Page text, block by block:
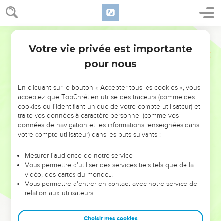
NE MANQUEZ PAS L’ÉVÉNEMENT
DE L’ANNÉE !
ET SI LEURS ERREURS POUVAIENT VOUS ÉVITER LES
VOTRES ?
leur foi ou leur vision. Mais on voit moins les doutes, les erreurs
et les saisons difficiles qu'ils ont traversés, alors même que ce
sont elles qui les ont façonnés.
Dans cette conférence, leaders, entrepreneurs, et responsables
clés pour avancer avec plus de sagesse afin que leurs erreurs
Votre vie privée est importante
pour nous
En cliquant sur le bouton « Accepter tous les cookies », vous
acceptez que TopChrétien utilise des traceurs (comme des
cookies ou l'identifiant unique de votre compte utilisateur) et
traite vos données à caractère personnel (comme vos
données de navigation et les informations renseignées dans
votre compte utilisateur) dans les buts suivants :
Mesurer l'audience de notre service
Vous permettre d'utiliser des services tiers tels que de la
vidéo, des cartes du monde…
Vous permettre d'entrer en contact avec notre service de
relation aux utilisateurs.
Choisir mes cookies